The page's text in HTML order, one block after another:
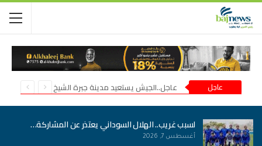
عاجل عاجل..الجيش يستعيد مدينة جبرة الشيخ في شمال كردفان
لسبب غريب.. الهلال السوداني يعتذر عن المشاركة…
أغسطس 7, 2026